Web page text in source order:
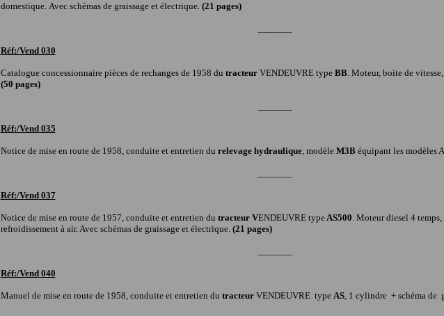
domestique. Avec schémas de graissage et électrique. (21 pages)
Réf:/Vend030
Catalogue concessionnaire pièces de rechangesde 1958 du tracteur VENDEUVRE type BB. Moteur, boite de
(50 pages)
Réf:/Vend035
Notice de mise en route de 1958, conduite et entretien du relevage hydraulique, modèle M3Béquipant les modèles
Réf:/Vend037
Notice de mise en route de 1957, conduite et entretien du tracteur VENDEUVRE typeAS500. Moteur diesel 4
refroidissement à air. Avec schémas de graissage et électrique.(21 pages)
Réf:/Vend040
Manuel de mise en routede 1958, conduite et entretien du tracteurVENDEUVRE type AS, 1 cylindre + schéma de